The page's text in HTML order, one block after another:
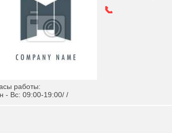
работы:
- Вс: 09:00-19:00/ /